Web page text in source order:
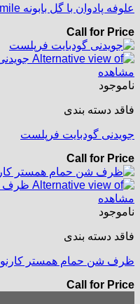
علوفه پادوان با گل بابونه fieno-hay With chamomile
Call for Price
مشاهده
ناموجود
فاقد دسته بندی
جویدنی گودبایت فرپلست
Call for Price
مشاهده
ناموجود
فاقد دسته بندی
ظرف شن حمام همستر کارنو
Call for Price